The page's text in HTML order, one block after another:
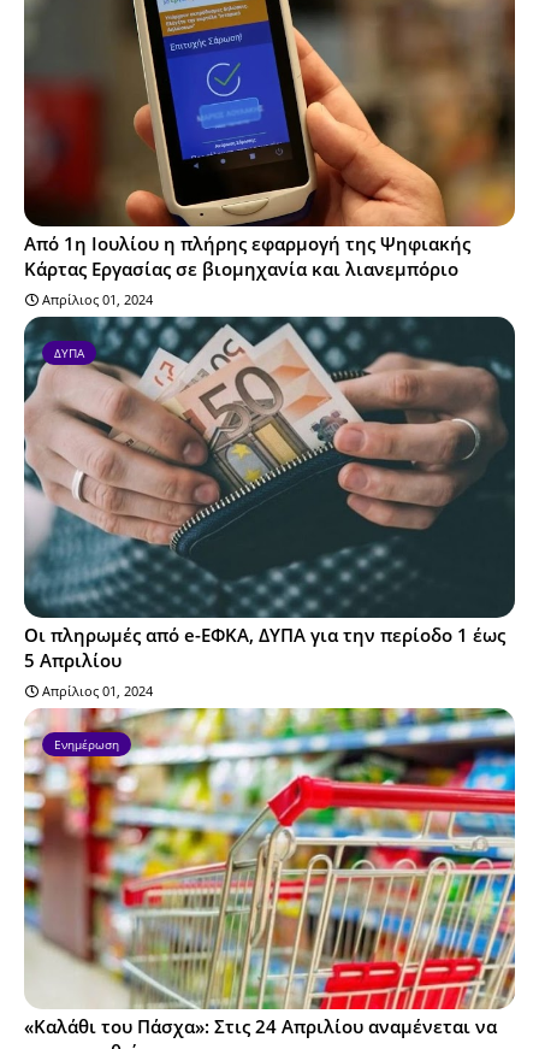
Από 1η Ιουλίου η πλήρης εφαρμογή της Ψηφιακής
Κάρτας Εργασίας σε βιομηχανία και λιανεμπόριο
Απρίλιος 01, 2024
ΔΥΠΑ
Οι πληρωμές από e-ΕΦΚΑ, ΔΥΠΑ για την περίοδο 1 έως
5 Απριλίου
Απρίλιος 01, 2024
Ενημέρωση
«Καλάθι του Πάσχα»: Στις 24 Απριλίου αναμένεται να